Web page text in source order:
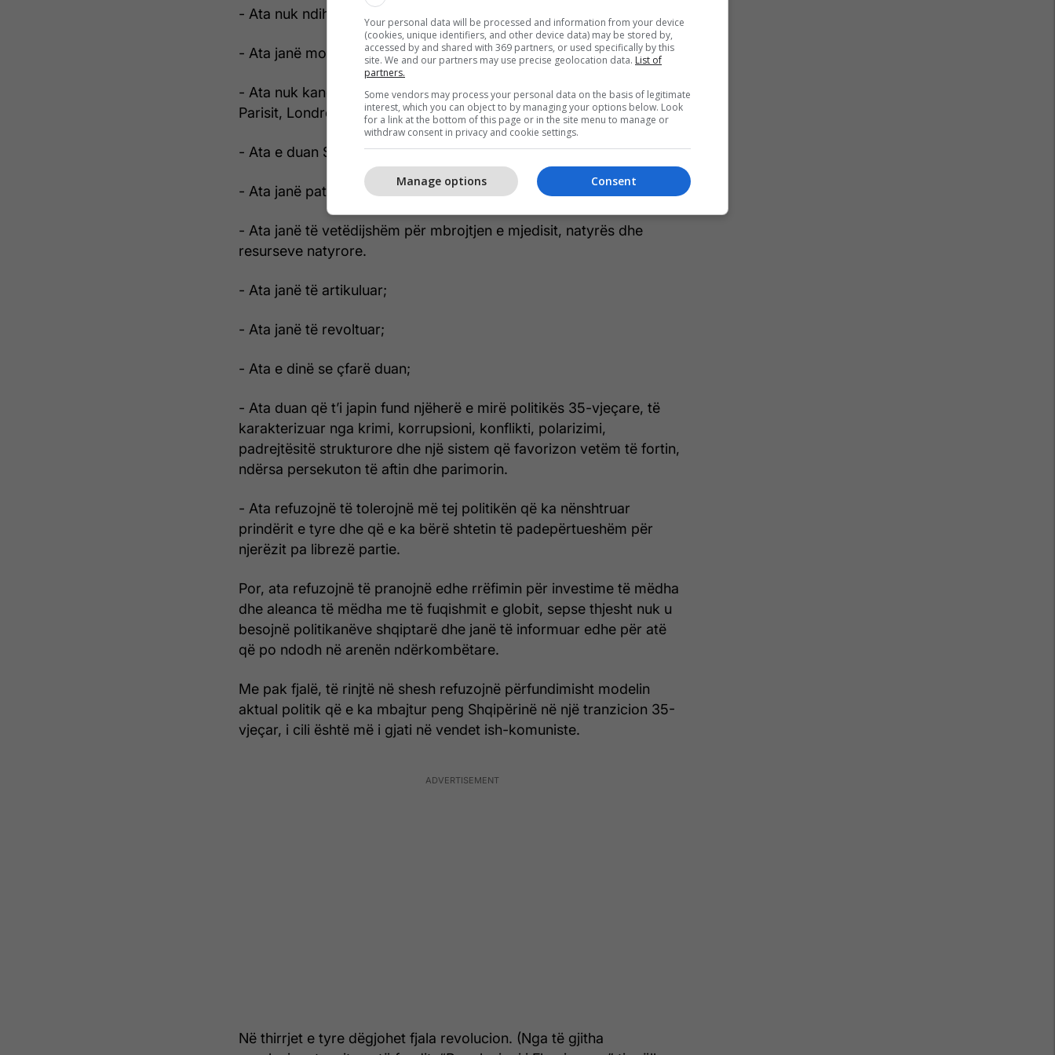
- Ata nuk ndihen inferiorë;
- Ata janë modernë;
- Ata nuk kanë asnjë ndryshim nga të rinjtë e Evropës, Romës,
Parisit, Londrës, Berlinit, Oslos apo Kopenhagës;
- Ata e duan Shqipërinë dhe nuk duan ta braktisin;
- Ata janë patriotë;
- Ata janë të vetëdijshëm për mbrojtjen e mjedisit, natyrës dhe
resurseve natyrore.
- Ata janë të artikuluar;
- Ata janë të revoltuar;
- Ata e dinë se çfarë duan;
- Ata duan që t’i japin fund njëherë e mirë politikës 35-vjeçare, të
karakterizuar nga krimi, korrupsioni, konflikti, polarizimi,
padrejtësitë strukturore dhe një sistem që favorizon vetëm të fortin,
ndërsa persekuton të aftin dhe parimorin.
- Ata refuzojnë të tolerojnë më tej politikën që ka nënshtruar
prindërit e tyre dhe që e ka bërë shtetin të padepërtueshëm për
njerëzit pa librezë partie.
Por, ata refuzojnë të pranojnë edhe rrëfimin për investime të mëdha
dhe aleanca të mëdha me të fuqishmit e globit, sepse thjesht nuk u
besojnë politikanëve shqiptarë dhe janë të informuar edhe për atë
që po ndodh në arenën ndërkombëtare.
Me pak fjalë, të rinjtë në shesh refuzojnë përfundimisht modelin
aktual politik që e ka mbajtur peng Shqipërinë në një tranzicion 35-
vjeçar, i cili është më i gjati në vendet ish-komuniste.
Në thirrjet e tyre dëgjohet fjala revolucion. (Nga të gjitha
Your personal data will be processed and information from your device
(cookies, unique identifiers, and other device data) may be stored by,
accessed by and shared with 369 partners, or used specifically by this
site. We and our partners may use precise geolocation data. List of
partners.
Some vendors may process your personal data on the basis of legitimate
interest, which you can object to by managing your options below. Look
for a link at the bottom of this page or in the site menu to manage or
withdraw consent in privacy and cookie settings.
Consent
Manage options